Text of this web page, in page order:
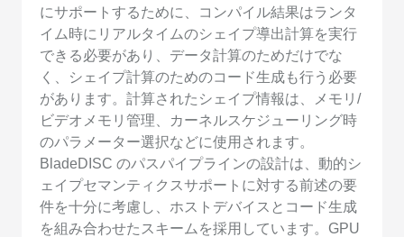
にサポートするために、コンパイル結果はランタ
イム時にリアルタイムのシェイプ導出計算を実行
できる必要があり、データ計算のためだけでな
く、シェイプ計算のためのコード生成も行う必要
があります。計算されたシェイプ情報は、メモリ/
ビデオメモリ管理、カーネルスケジューリング時
のパラメーター選択などに使用されます。
BladeDISC のパスパイプラインの設計は、動的シ
ェイプセマンティクスサポートに対する前述の要
件を十分に考慮し、ホストデバイスとコード生成
を組み合わせたスキームを採用しています。GPU